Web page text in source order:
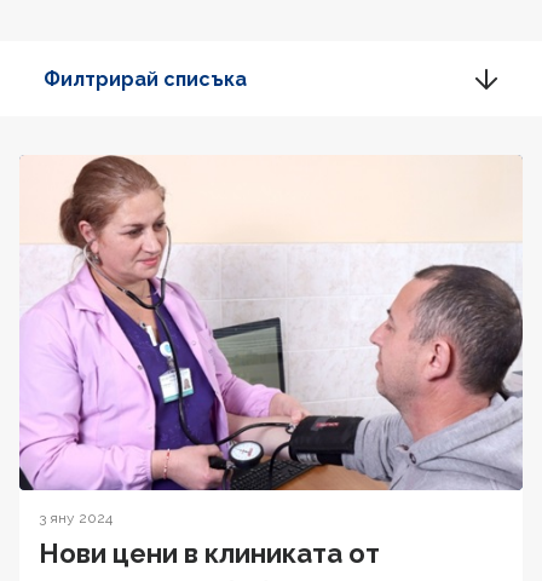
Филтрирай списъка
3 яну 2024
Нови цени в клиниката от